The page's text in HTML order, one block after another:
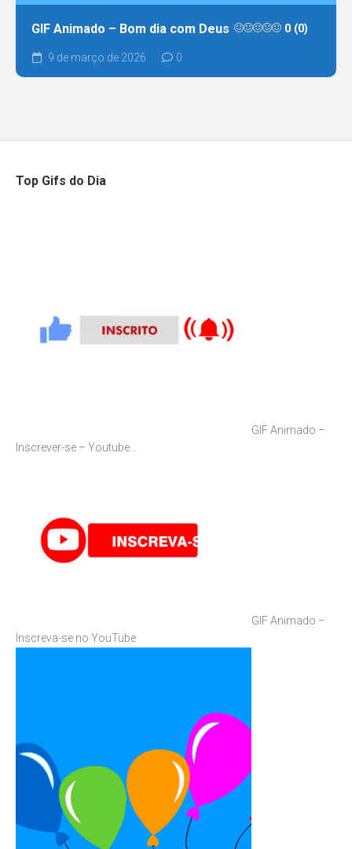
GIF Animado – Bom dia com Deus 0 (0)
9 de março de 2026 0
Top Gifs do Dia
GIF Animado –
Inscrever-se – Youtube…
GIF Animado –
Inscreva-se no YouTube